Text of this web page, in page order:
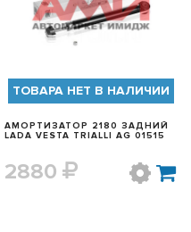
БЫСТРЫЙ ПРОСМОТР
ТОВАРА НЕТ В НАЛИЧИИ
АМОРТИЗАТОР 2180 ЗАДНИЙ
LADA VESTA TRIALLI AG 01515
2880